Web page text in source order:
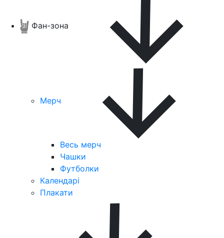
Фан-зона
Мерч
Весь мерч
Чашки
Футболки
Календарі
Плакати